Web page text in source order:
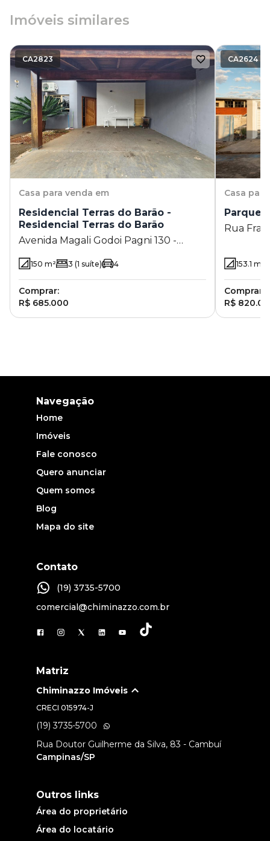
Imóveis similares
CA2823
Casa para venda em
Residencial Terras do Barão -
Residencial Terras do Barão
Avenida Magali Godoi Pagni 130 -
Residencial Terras do Barão - Campinas
- SP150 m² 3 (1 suíte) 4
Comprar:
R$ 685.000
CA2624
Casa
Parque
Rua
153.1 m²
Comprar:
R$
Navegação
Home
Imóveis
Fale conosco
Quero anunciar
Quem somos
Blog
Mapa do site
Contato
(19) 3735-5700
comercial@chiminazzo.com.br
Matriz
Chiminazzo Imóveis
CRECI 015974-J
(19) 3735-5700
Rua Doutor Guilherme da Silva, 83 - Cambuí
Campinas/SP
Outros links
Área do proprietário
Área do locatário